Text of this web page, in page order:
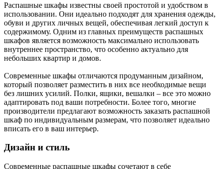
Распашные шкафы известны своей простотой и удобством в
использовании. Они идеально подходят для хранения одежды,
обуви и других личных вещей, обеспечивая легкий доступ к
содержимому. Одним из главных преимуществ распашных
шкафов является возможность максимально использовать
внутреннее пространство, что особенно актуально для
небольших квартир и домов.
Современные шкафы отличаются продуманным дизайном,
который позволяет разместить в них все необходимые вещи
без лишних усилий. Полки, ящики, вешалки – все это можно
адаптировать под ваши потребности. Более того, многие
производители предлагают возможность заказать распашной
шкаф по индивидуальным размерам, что позволяет идеально
вписать его в ваш интерьер.
Дизайн и стиль
Современные распашные шкафы сочетают в себе